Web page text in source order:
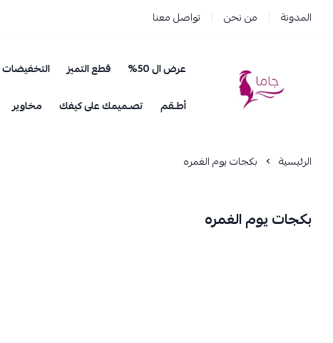
المدونة من نحن تواصل معنا
جاما _ JAMA
عرض ال 50% قطع التميز التخفيضات
أطـقم
تصـميمك على كيفك مخاوير
الرئيسية بكجات يوم الغمره
بكجات يوم الغمره